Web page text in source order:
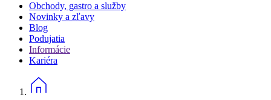
Obchody, gastro a služby
Novinky a zľavy
Blog
Podujatia
Informácie
Kariéra